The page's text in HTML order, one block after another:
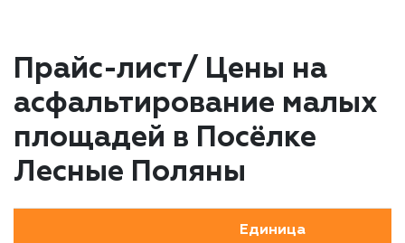
Прайс-лист/ Цены на
асфальтирование малых
площадей в Посёлке
Лесные Поляны
Единица